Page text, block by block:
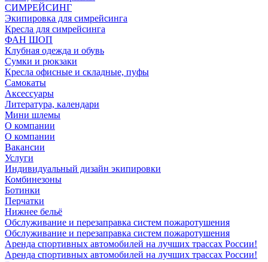
СИМРЕЙСИНГ
Экипировка для симрейсинга
Кресла для симрейсинга
ФАН ШОП
Клубная одежда и обувь
Сумки и рюкзаки
Кресла офисные и складные, пуфы
Самокаты
Аксессуары
Литература, календари
Мини шлемы
О компании
О компании
Вакансии
Услуги
Индивидуальный дизайн экипировки
Комбинезоны
Ботинки
Перчатки
Нижнее бельё
Обслуживание и перезаправка систем пожаротушения
Обслуживание и перезаправка систем пожаротушения
Аренда спортивных автомобилей на лучших трассах России!
Аренда спортивных автомобилей на лучших трассах России!